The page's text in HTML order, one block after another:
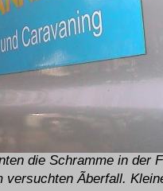
die Schramme in der
versuchten Ãberfall.